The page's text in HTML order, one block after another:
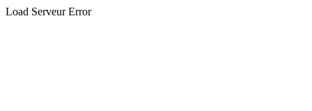
Load Serveur Error